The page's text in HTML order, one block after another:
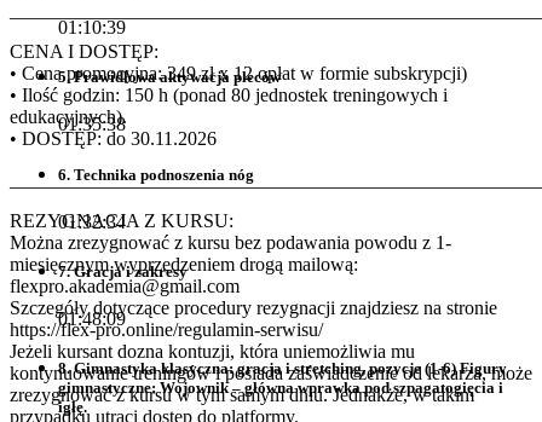
CENA I DOSTĘP:
• Cena promocyjna: 349 zł x 12 opłat w formie subskrypcji)
• Ilość godzin: 150 h (ponad 80 jednostek treningowych i
edukacyjnych).
• DOSTĘP: do 30.11.2026
REZYGNACJA Z KURSU:
Można zrezygnować z kursu bez podawania powodu z 1-
miesięcznym wyprzedzeniem drogą mailową:
flexpro.akademia@gmail.com
Szczegóły dotyczące procedury rezygnacji znajdziesz na stronie
https://flex-pro.online/regulamin-serwisu/
Jeżeli kursant dozna kontuzji, która uniemożliwia mu
kontynuowanie treningów i posiada zaświadczenie od lekarza, może
zrezygnować z kursu w tym samym dniu. Jednakże, w takim
przypadku utraci dostęp do platformy.
01:10:39
5. Prawidłowa aktywacja pleców
01:35:38
6. Technika podnoszenia nóg
01:32:34
7. Gracja i zakresy
01:48:09
8. Gimnastyka klasyczna: gracja i stretching, pozycje (1-6) Figury
gimnastyczne: Wojownik – główna wprawka pod szpagatogięcia i
igłę.